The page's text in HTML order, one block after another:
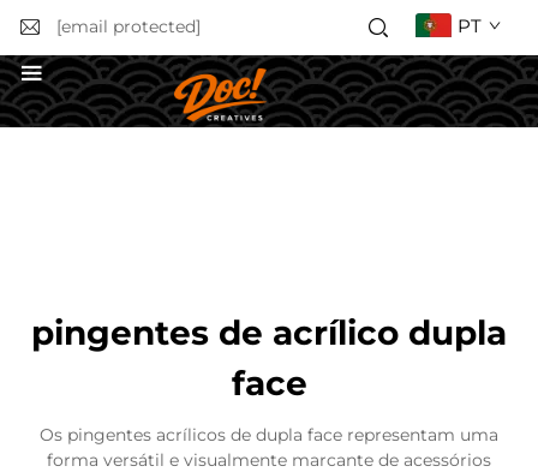
[email protected] PT
pingentes de acrílico dupla
face
Os pingentes acrílicos de dupla face representam uma
forma versátil e visualmente marcante de acessórios